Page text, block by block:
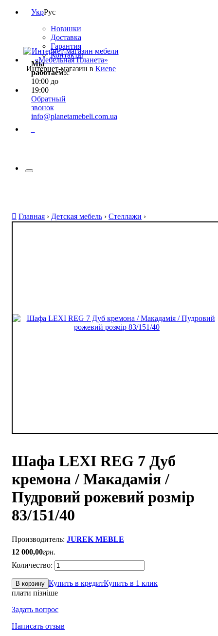
УкрРус
Новинки
Доставка
Гарантия
Контакты
Мы
работаем:с
10:00 до
19:00
Обратный
звонок
info@planetamebeli.com.ua
Интернет-магазин в Киеве
Главная › Детская мебель › Стеллажи ›
Шафа LEXI REG 7 Дуб
кремона / Макадамія /
Пудровий рожевий розмір
83/151/40
JUREK MEBLE
12 000,00грн.
В корзину Купить в кредитКупить в 1 клик
плати пізніше
Задать вопрос
Написать отзыв